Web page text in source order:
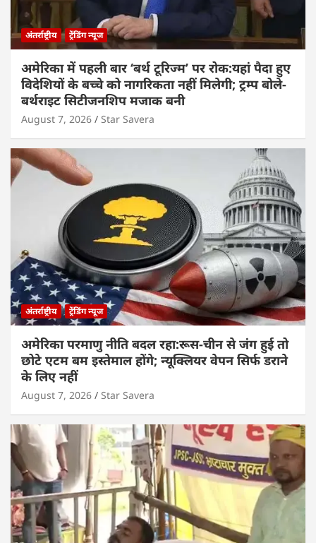
अंतर्राष्ट्रीय ट्रेंडिंग न्यूज
अमेरिका में पहली बार ‘बर्थ टूरिज्म’ पर रोक:यहां पैदा हुए
विदेशियों के बच्चे को नागरिकता नहीं मिलेगी; ट्रम्प बोले-
बर्थराइट सिटीजनशिप मजाक बनी
August 7, 2026 Star Savera
अंतर्राष्ट्रीय ट्रेंडिंग न्यूज
अमेरिका परमाणु नीति बदल रहा:रूस-चीन से जंग हुई तो
छोटे एटम बम इस्तेमाल होंगे; न्यूक्लियर वेपन सिर्फ डराने
के लिए नहीं
August 7, 2026 Star Savera